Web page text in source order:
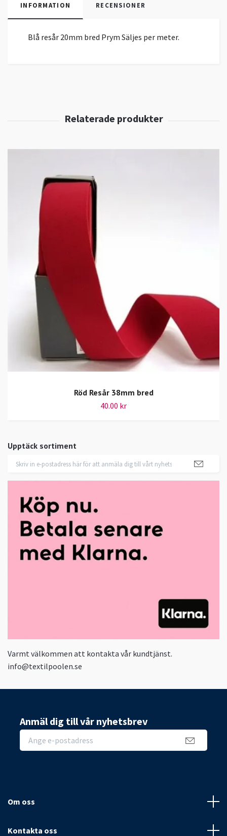
Upptäck sortiment
Varmt välkommen att kontakta vår kundtjänst.
info@textilpoolen.se
INFORMATION RECENSIONER
Blå resår 20mm bred Prym Säljes per meter.
Röd Resår 38mm bred
40.00 kr
Anmäl dig till vår nyhetsbrev
Om oss
Kontakta oss